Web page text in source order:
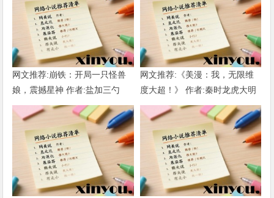
网文推荐:崩铁：开局一只怪兽
娘，震撼星神 作者:盐加三勺
（1-218）TXT下载
网文推荐:《美漫：我，无限维
度大超！》 作者:秦时龙虎大明
1-802章 TXT下载